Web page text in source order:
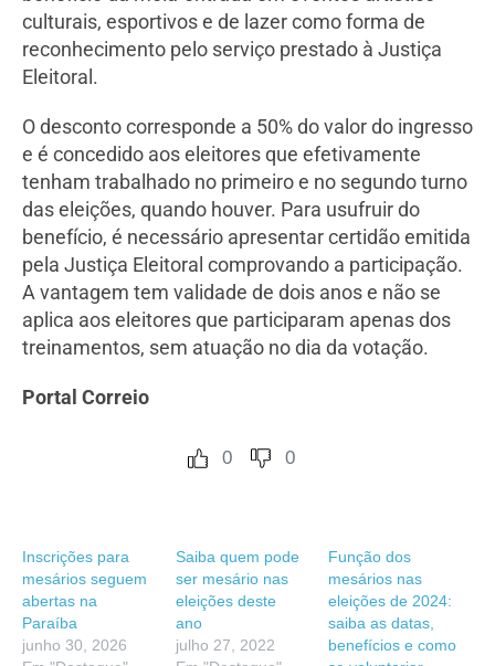
culturais, esportivos e de lazer como forma de
reconhecimento pelo serviço prestado à Justiça
Eleitoral.
O desconto corresponde a 50% do valor do ingresso
e é concedido aos eleitores que efetivamente
tenham trabalhado no primeiro e no segundo turno
das eleições, quando houver. Para usufruir do
benefício, é necessário apresentar certidão emitida
pela Justiça Eleitoral comprovando a participação.
A vantagem tem validade de dois anos e não se
aplica aos eleitores que participaram apenas dos
treinamentos, sem atuação no dia da votação.
Portal Correio
0 0
Inscrições para
mesários seguem
abertas na
Paraíba
junho 30, 2026
Saiba quem pode
ser mesário nas
eleições deste
ano
julho 27, 2022
Função dos
mesários nas
eleições de 2024:
saiba as datas,
benefícios e como